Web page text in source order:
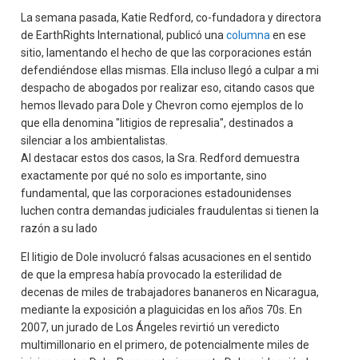
La semana pasada, Katie Redford, co-fundadora y directora
de EarthRights International, publicó unacolumnaen ese
sitio, lamentando el hecho de que las corporaciones están
defendiéndose ellas mismas. Ella incluso llegó a culpar a mi
despacho de abogados por realizar eso, citando casos que
hemos llevado para Dole y Chevron como ejemplos de lo
que ella denomina "litigios de represalia", destinados a
silenciar a los ambientalistas.
Al destacar estos dos casos, la Sra. Redford demuestra
exactamente por qué no solo es importante, sino
fundamental, que las corporaciones estadounidenses
luchen contra demandas judiciales fraudulentas si tienen la
razón a su lado
El litigio de Dole involucró falsas acusaciones en el sentido
de que la empresa había provocado la esterilidad de
decenas de miles de trabajadores bananeros en Nicaragua,
mediante la exposición a plaguicidas en los años 70s. En
2007, un jurado de Los Ángeles revirtió un veredicto
multimillonario en el primero, de potencialmente miles de